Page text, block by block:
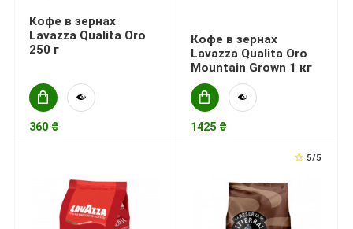
Кофе в зернах
Lavazza Qualita Oro
250 г
360 ₴
Кофе в зернах
Lavazza Qualita Oro
Mountain Grown 1 кг
1425 ₴
5/5